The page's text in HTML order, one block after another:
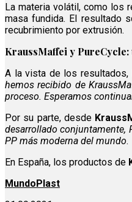
La materia volátil, como los
masa fundida. El resultado
recubrimiento por extrusión.
KraussMaffei y
A la vista de los
hemos recibido de
proceso. Esperamos
Por su parte, desde
desarrollado conjuntamente,
PP más moderna del mundo.
En España, los productos de
MundoPlast